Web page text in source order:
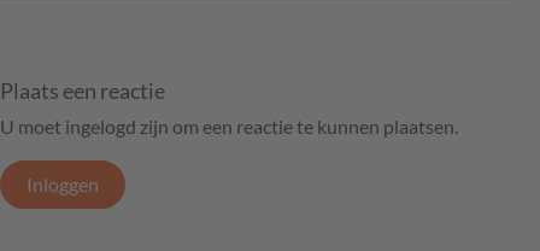
Plaats een reactie
U moet ingelogd zijn om een reactie te kunnen plaatsen.
Inloggen